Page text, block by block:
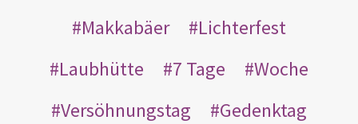
Makkabäer
Lichterfest
Laubhütte
7 Tage
Woche
Versöhnungstag
Gedenktag